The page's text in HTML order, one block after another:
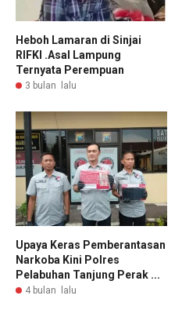
Heboh Lamaran di Sinjai
RIFKI .Asal Lampung
Ternyata Perempuan
3 bulan lalu
Upaya Keras Pemberantasan
Narkoba Kini Polres
Pelabuhan Tanjung Perak ...
4 bulan lalu